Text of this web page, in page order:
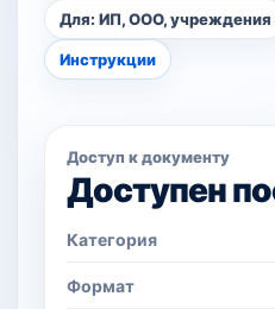
Для: ИП, ООО, учреждения
Инструкции
Доступ к документу
Доступен
Категория
Формат